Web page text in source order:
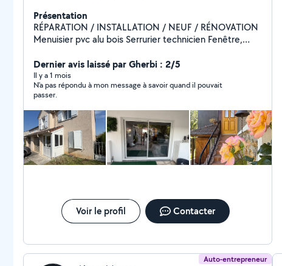
Présentation
RÉPARATION / INSTALLATION / NEUF / RÉNOVATION
Menuisier pvc alu bois Serrurier technicien Fenêtre,
placard, Véranda. CONTACTEZ-MOI
Dernier avis laissé par Gherbi : 2/5
Il y a 1 mois
N'a pas répondu à mon message à savoir quand il pouvait
passer.
Voir le profil Contacter
Auto-entrepreneur